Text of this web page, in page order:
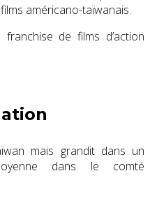
américano-taïwanais.
de films d’action
mais grandit dans un
dans le comté